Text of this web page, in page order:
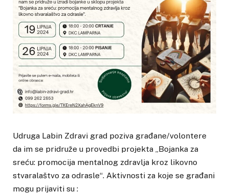
Udruga Labin Zdravi grad poziva građane/volontere
da im se pridruže u provedbi projekta „Bojanka za
sreću: promocija mentalnog zdravlja kroz likovno
stvaralaštvo za odrasle“. Aktivnosti za koje se građani
mogu prijaviti su :